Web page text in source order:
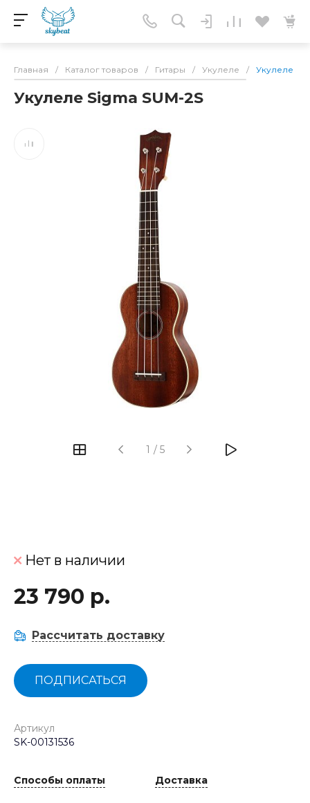
Главная / Каталог товаров / Гитары / Укулеле / Укулеле
Укулеле Sigma SUM-2S
1 / 5
Нет в наличии
23 790 р.
Рассчитать доставку
ПОДПИСАТЬСЯ
Артикул
SK-00131536
Способы оплаты Доставка